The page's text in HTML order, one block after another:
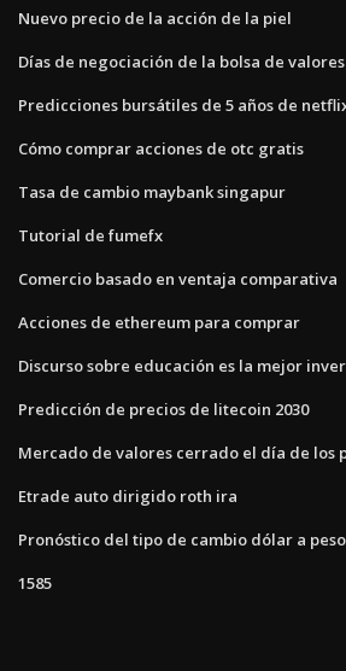
Nuevo precio de la acción de la piel
Días de negociación de la bolsa de
Predicciones bursátiles de 5 años de
Cómo comprar acciones de otc gratis
Tasa de cambio maybank singapur
Tutorial de fumefx
Comercio basado en ventaja comparativa
Acciones de ethereum para comprar
Discurso sobre educación es la mejor
Predicción de precios de litecoin 2030
Mercado de valores cerrado el día de los
Etrade auto dirigido roth ira
Pronóstico del tipo de cambio dólar a
1585